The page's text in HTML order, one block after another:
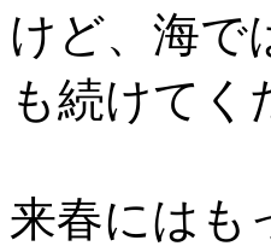
けど、海で
も続けてく
来春にはも